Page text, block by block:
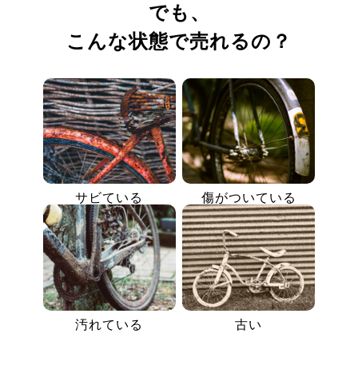
でも、
こんな状態で売れるの？
サビている 傷がついている
汚れている 古い